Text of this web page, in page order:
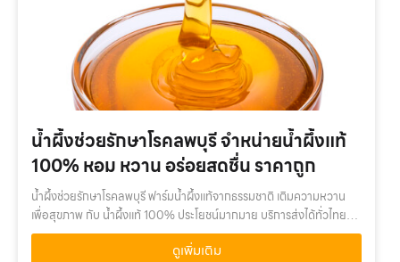
น้ำผึ้งช่วยรักษาโรคลพบุรี จำหน่ายน้ำผึ้งแท้
100% หอม หวาน อร่อยสดชื่น ราคาถูก
น้ำผึ้งช่วยรักษาโรคลพบุรี ฟาร์มน้ำผึ้งแท้จากธรรมชาติ เติมความหวาน
เพื่อสุขภาพ กับ น้ำผึ้งแท้ 100% ประโยชน์มากมาย บริการส่งได้ทั่วไทยน้ำ
ผึ้งช่วยรักษาโรคลพบุรี เติมความหวานเพื่อสุขภาพ กับ น้ำผึ้งแท้ 100%…
ดูเพิ่มเติม